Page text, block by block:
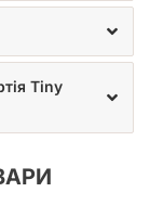
Tiny